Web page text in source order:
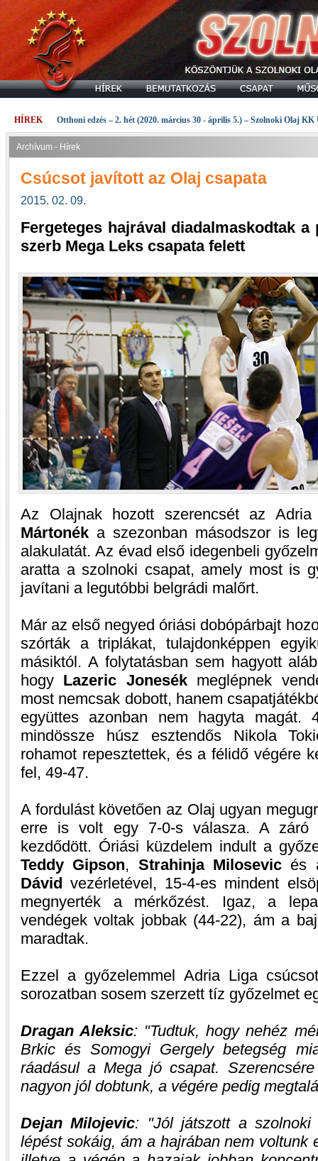
HÍREK Otthoni edzés – 2. hét (2020. március 30 - április 5.) – Szolnoki Olaj KK
Archívum - Hírek
Csúcsot javított az Olaj csapata
2015. 02. 09.
Fergeteges hajrával diadalmaskodtak
szerb Mega Leks csapata felett
Az Olajnak hozott szerencsét az
Mártonék a szezonban másodszor is
alakulatát. Az évad első idegenbeli
aratta a szolnoki csapat, amely most is
javítani a legutóbbi belgrádi malőrt.
Már az első negyed óriási dobópárbajt
szórták a triplákat, tulajdonképpen
másiktól. A folytatásban sem hagyott
hogy Lazeric Jonesékmeglépnek
most nemcsak dobott, hanem
együttes azonban nem hagyta magát.
mindössze húsz esztendős Nikola
rohamot repesztettek, és a félidő végére
fel, 49-47.
A fordulást követően az Olaj ugyan
erre is volt egy 7-0-s válasza. A záró
kezdődött. Óriási küzdelem indult a
Teddy Gipson, Strahinja Milosevic és
Dávid vezérletével, 15-4-es mindent
megnyerték a mérkőzést. Igaz, a
vendégek voltak jobbak (44-22), ám a
maradtak.
Ezzel a győzelemmel Adria Liga
sorozatban sosem szerzett tíz győzelmet
Dragan Aleksic:
Tudtuk, hogy nehéz
Brkic és Somogyi Gergely betegség
ráadásul a Mega jó csapat.
nagyon jól dobtunk, a végére pedig
Dejan Milojevic:
Jól játszott a
lépést sokáig, ám a hajrában nem voltunk